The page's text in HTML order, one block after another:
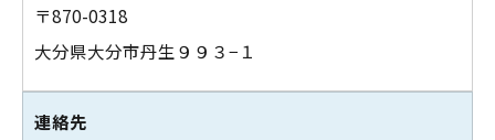
〒870-0318
大分県大分市丹生９９３−１
連絡先